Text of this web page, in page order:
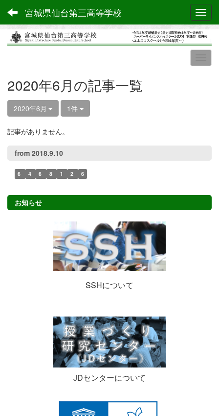
宮城県仙台第三高等学校
2020年6月の記事一覧
2020年6月 1件
記事がありません。
from 2018.9.10
6 4 6 8 1 2 6
お知らせ
SSHについて
JDセンターについて